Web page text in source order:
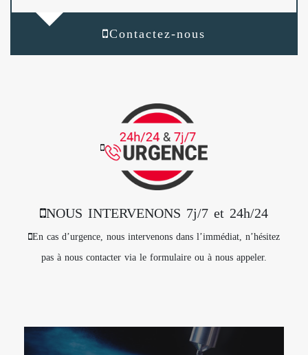
Contactez-nous
NOUS INTERVENONS 7j/7 et 24h/24
En cas d’urgence, nous intervenons dans l’immédiat, n’hésitez
pas à nous contacter via le formulaire ou à nous appeler.